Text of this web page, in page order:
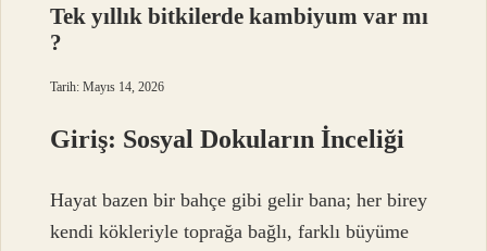
Tek yıllık bitkilerde kambiyum var mı
?
Tarih: Mayıs 14, 2026
Giriş: Sosyal Dokuların İnceliği
Hayat bazen bir bahçe gibi gelir bana; her birey
kendi kökleriyle toprağa bağlı, farklı büyüme